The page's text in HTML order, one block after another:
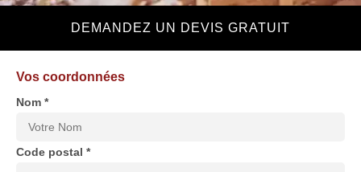
DEMANDEZ UN DEVIS GRATUIT
Vos coordonnées
Nom *
Code postal *